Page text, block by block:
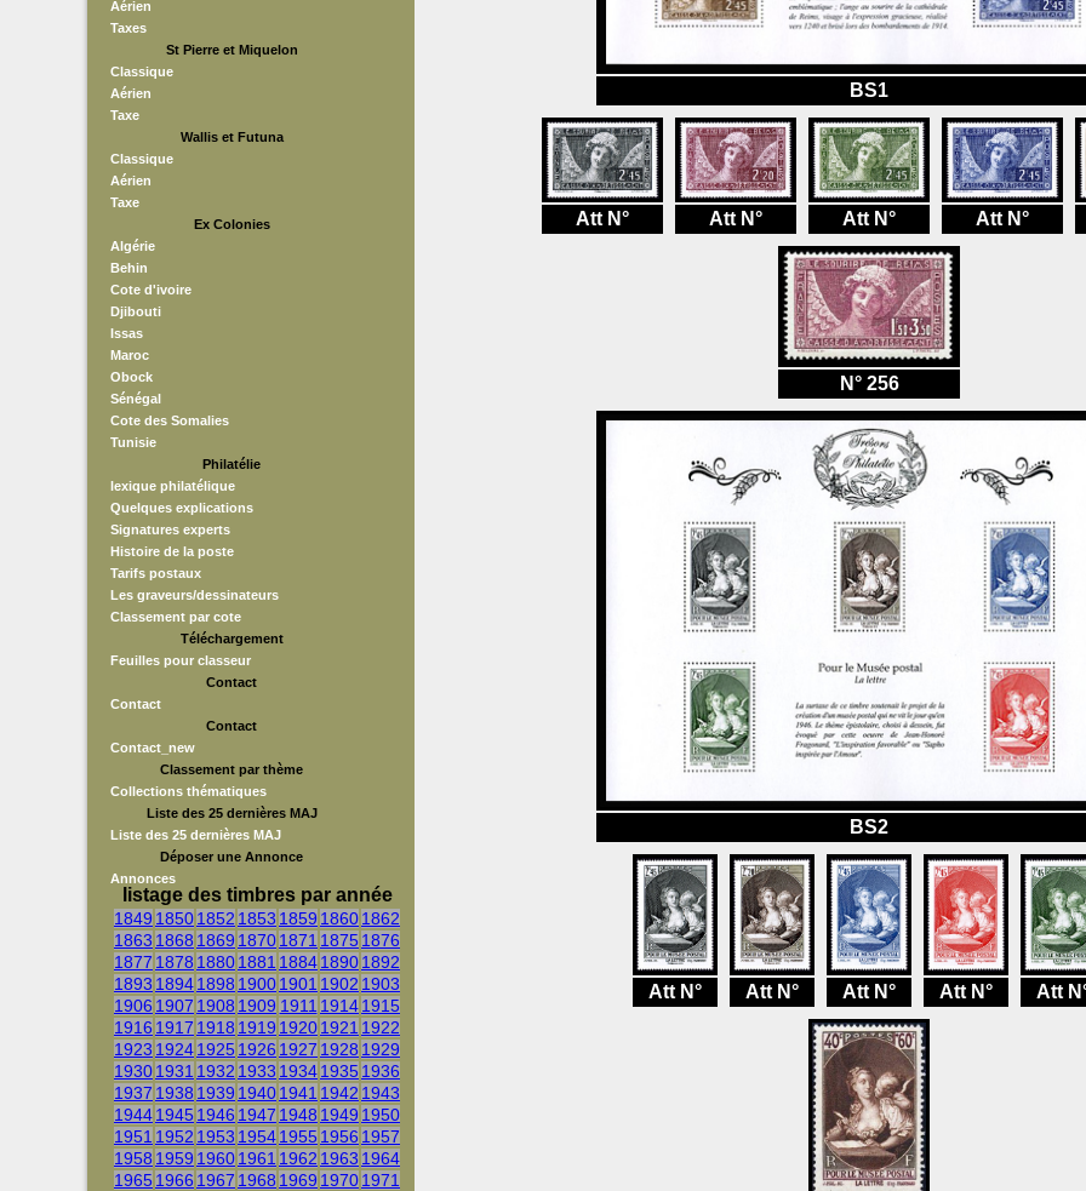
Aérien
Taxes
St Pierre et Miquelon
Classique
Aérien
Taxe
Wallis et Futuna
Classique
Aérien
Taxe
Ex Colonies
Algérie
Behin
Cote d'ivoire
Djibouti
Issas
Maroc
Obock
Sénégal
Cote des Somalies
Tunisie
Philatélie
lexique philatélique
Quelques explications
Signatures experts
Histoire de la poste
Tarifs postaux
Les graveurs/dessinateurs
Classement par cote
Téléchargement
Feuilles pour classeur
Contact
Contact
Contact
Contact_new
Classement par thème
Collections thématiques
Liste des 25 dernières MAJ
Liste des 25 dernières MAJ
Déposer une Annonce
Annonces
listage des timbres par année
1849 18501852 1853 1859 18601862
1863 1868 1869 18701871 1875 1876
1877 1878 18801881 188418901892
1893 18941898 19001901 1902 1903
1906 1907 1908 1909 1911 19141915
1916 1917 1918 1919 19201921 1922
1923 19241925 1926 1927 1928 1929
19301931 1932 1933 19341935 1936
1937 1938 1939 19401941 1942 1943
19441945 1946 1947 1948 1949 1950
1951 1952 1953 19541955 1956 1957
1958 1959 19601961 1962 1963 1964
1965 1966 1967 1968 1969 19701971
BS1
Att N° Att N° Att N° Att N°
N° 256
BS2
Att N° Att N° Att N° Att N° Att